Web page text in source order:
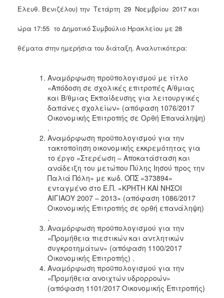
2010
Ελευθ. Βενιζέλου) την Τετάρτη 29 Νοεμβρίου 2017 και
ώρα 17:55 το Δημοτικό Συμβούλιο Ηρακλείου με 28
θέματα στην ημερήσια του διάταξη. Αναλυτικότερα:
Αναμόρφωση προϋπολογισμού με τίτλο
«Απόδοση σε σχολικές επιτροπές Α/θμιας
και Β/θμιας Εκπαίδευσης για λειτουργικές
δαπάνες σχολείων» (απόφαση 1076/2017
Οικονομικής Επιτροπής σε Ορθή Επανάληψη)
.
Αναμόρφωση προϋπολογισμού για την
τακτοποίηση οικονομικής εκκρεμότητας για
το έργο «Στερέωση – Αποκατάσταση και
ανάδειξη του μετώπου Πύλης Ιησού προς την
Παλιά Πόλη» με κωδ. ΟΠΣ «373894»
ενταγμένο στο Ε.Π. «ΚΡΗΤΗ ΚΑΙ ΝΗΣΟΙ
ΑΙΓΙΑΟΥ 2007 – 2013» (απόφαση 1086/2017
Οικονομικής Επιτροπής σε ορθή επανάληψη)
.
Αναμόρφωση προϋπολογισμού για την
«Προμήθεια πιεστικών και αντλητικών
συγκροτημάτων» (απόφαση 1100/2017
Οικονομικής Επιτροπής) .
Αναμόρφωση προϋπολογισμού για την
«Προμήθεια ανοιχτών υδρορροών»
(απόφαση 1101/2017 Οικονομικής Επιτροπής)